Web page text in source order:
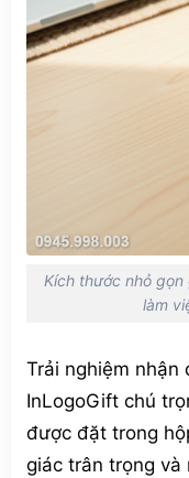
Kích thước nhỏ
làm
Trải nghiệm nhận
InLogoGift chú
được đặt trong
giác trân trọng và